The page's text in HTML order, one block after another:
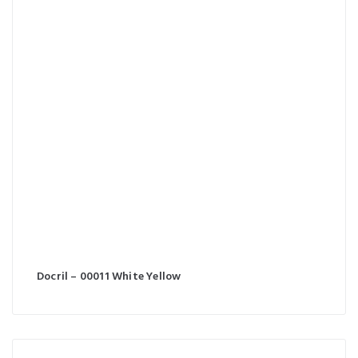
Docril – 00011 White Yellow